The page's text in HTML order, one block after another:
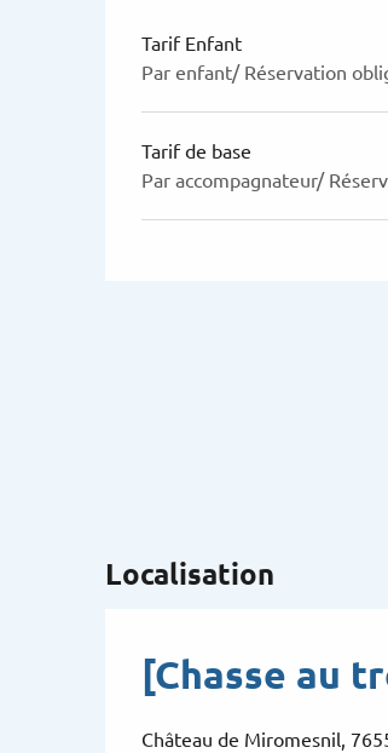
Tarif Enfant
Par enfant/ Réservation
Tarif de base
Par accompagnateur/
Localisation
[Chasse au
Château de Miromesnil,